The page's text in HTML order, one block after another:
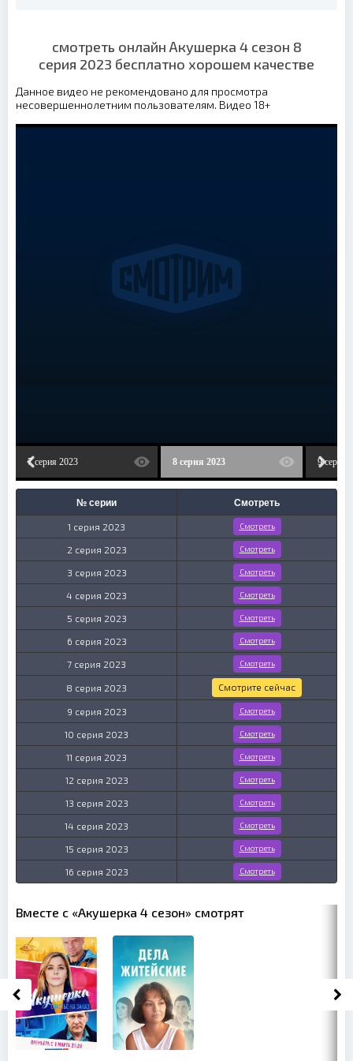
смотреть онлайн Акушерка 4 сезон 8
серия 2023 бесплатно хорошем качестве
Данное видео не рекомендовано для просмотра
несовершеннолетним пользователям. Видео 18+
7 серия 2023 8 серия 2023 9 серия
№ серии Смотреть
1 серия 2023 Смотреть
2 серия 2023 Смотреть
3 серия 2023 Смотреть
4 серия 2023 Смотреть
5 серия 2023 Смотреть
6 серия 2023 Смотреть
7 серия 2023 Смотреть
8 серия 2023 Смотрите сейчас
9 серия 2023 Смотреть
10 серия 2023 Смотреть
11 серия 2023 Смотреть
12 серия 2023 Смотреть
13 серия 2023 Смотреть
14 серия 2023 Смотреть
15 серия 2023 Смотреть
16 серия 2023 Смотреть
Вместе с «Акушерка 4 сезон» смотрят